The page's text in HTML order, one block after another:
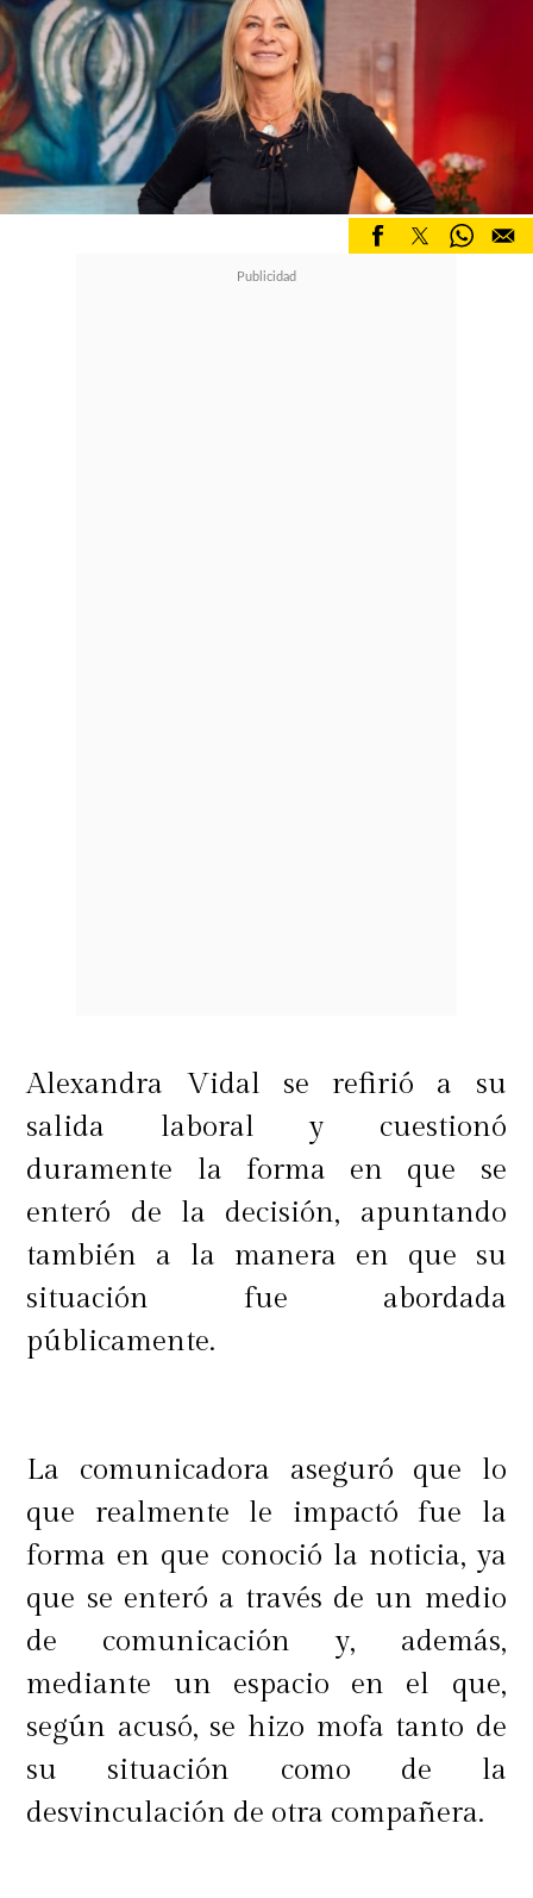
Alexandra Vidal se refirió a su
salida laboral y cuestionó
duramente la forma en que se
enteró de la decisión, apuntando
también a la manera en que su
situación fue abordada
públicamente.
La comunicadora aseguró que lo
que realmente le impactó fue la
forma en que conoció la noticia, ya
que se enteró a través de un medio
de comunicación y, además,
mediante un espacio en el que,
según acusó, se hizo mofa tanto de
su situación como de la
desvinculación de otra compañera.